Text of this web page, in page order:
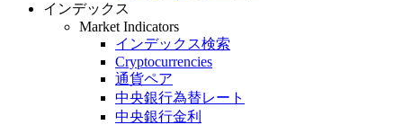
インデックス
Market Indicators
インデックス検索
Cryptocurrencies
通貨ペア
中央銀行為替レート
中央銀行金利